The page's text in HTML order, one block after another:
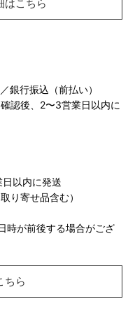
はこちら
銀行振込（前払い）
認後、2〜3営業日以内に
以内に発送
り寄せ品含む）
時が前後する場合がござ
ちら